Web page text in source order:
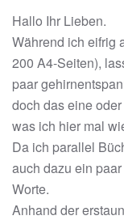
Hallo Ihr Lieben.
Während ich eifrig
200 A4-Seiten),
paar
doch das eine
was ich hier mal
Da ich parallel
auch dazu ein
Worte.
Anhand der